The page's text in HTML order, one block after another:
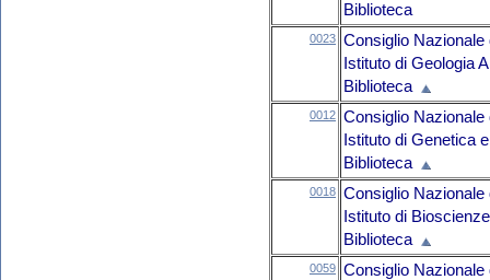
Biblioteca
0023 Consiglio Nazionale
Istituto di Geologia
Biblioteca
0012 Consiglio Nazionale
Istituto di Genetica
Biblioteca
0018 Consiglio Nazionale
Istituto di
Biblioteca
0059 Consiglio Nazionale